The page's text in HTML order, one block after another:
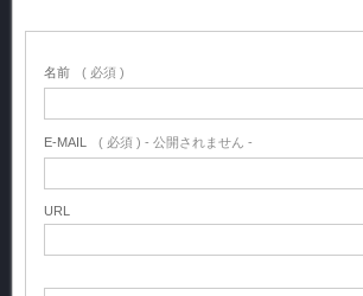
名前 ( 必須 )
E-MAIL ( 必須 ) - 公開されません -
URL